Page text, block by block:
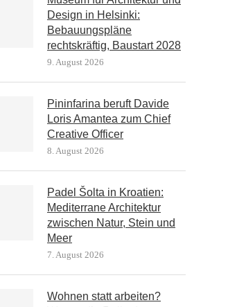
Design in Helsinki:
Bebauungspläne
rechtskräftig, Baustart 2028
9. August 2026
Pininfarina beruft Davide
Loris Amantea zum Chief
Creative Officer
8. August 2026
Padel Šolta in Kroatien:
Mediterrane Architektur
zwischen Natur, Stein und
Meer
7. August 2026
Wohnen statt arbeiten?